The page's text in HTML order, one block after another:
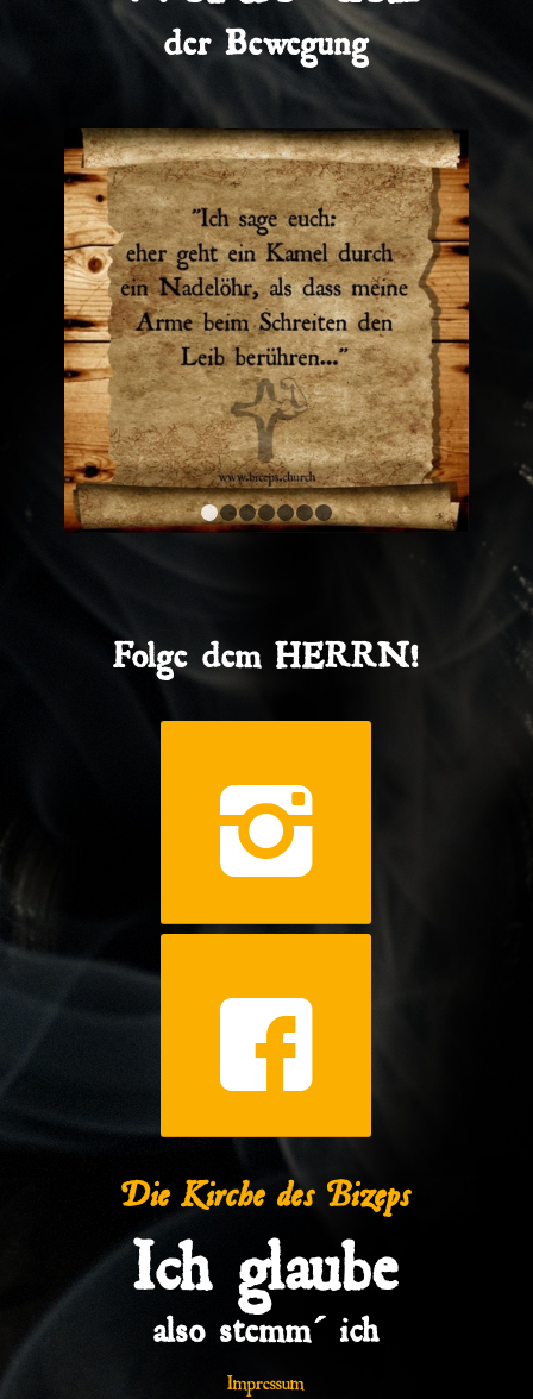
der Bewegung
2 3 4 5 6 7
Folge dem HERRN!
Die Kirche des Bizeps
Ich glaube
also stemm´ ich
Impressum